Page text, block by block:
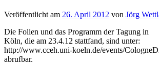
Veröffentlicht am 26. April 2012 von Jörg
Die Folien und das Programm der Tagung in
Köln, die am 23.4.12 stattfand, sind unter:
http://www.cceh.uni-koeln.de/events/
abrufbar.